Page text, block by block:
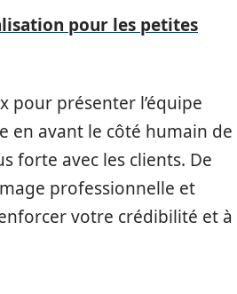
pour les petites
pour présenter l’équipe
en avant le côté humain de
forte avec les clients. De
professionnelle et
votre crédibilité et à